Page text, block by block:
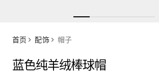
首页 配饰 帽子
蓝色纯羊绒棒球帽